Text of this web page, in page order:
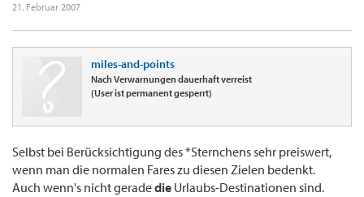
21. Februar 2007
miles-and-points
Nach Verwarnungen dauerhaft verreist
(User ist permanent gesperrt)
Selbst bei Berücksichtigung des *Sternchens sehr preiswert,
wenn man die normalen Fares zu diesen Zielen bedenkt.
Auch wenn's nicht geradedie Urlaubs-Destinationen sind.